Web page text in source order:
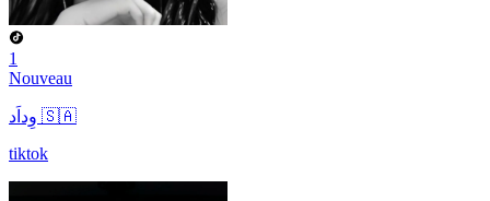
1
Nouveau
وِداَد 🇸🇦
tiktok